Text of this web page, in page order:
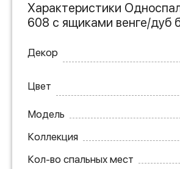
Характеристики
608 с ящиками венге/дуб
Декор
Цвет
Модель
Коллекция
Кол-во спальных мест